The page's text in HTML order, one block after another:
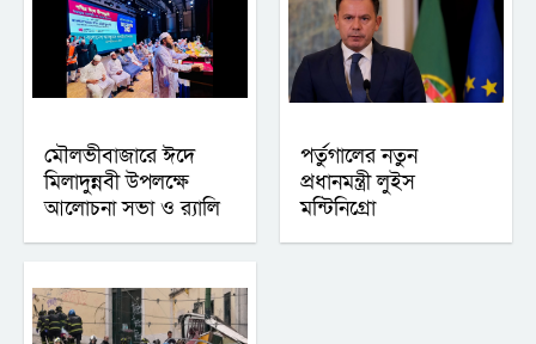
মৌলভীবাজারে ঈদে
মিলাদুন্নবী উপলক্ষে
আলোচনা সভা ও র‍্যালি
পর্তুগালের নতুন
প্রধানমন্ত্রী লুইস
মন্টিনিগ্রো